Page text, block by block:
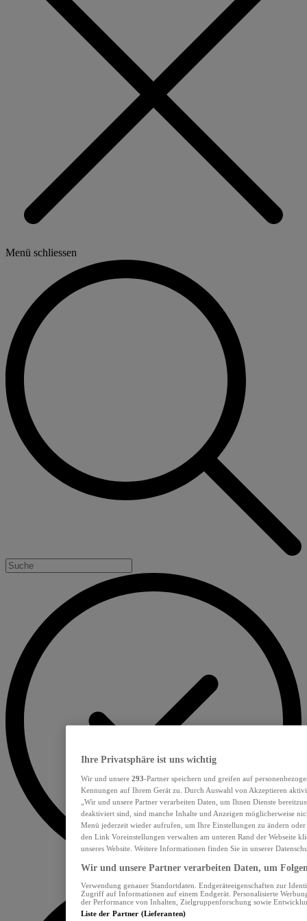
Menü schliessen
Ihre Privatsphäre ist uns wichtig
Wir und unsere 293-Partner speichern und greifen auf
Kennungen auf Ihrem Gerät zu. Durch Auswahl von Akzeptieren
„Wir und unsere Partner verarbeiten Daten, um Ihnen Dienste
deaktiviert sind, sind manche Inhalte und Anzeigen möglicherweise
Menü jederzeit wieder aufrufen, um Ihre Einstellungen zu ändern
den Link Voreinstellungen verwalten am unteren Rand der Webseite
unseres Website. Weitere Informationen finden Sie in unserer
Wir und unsere Partner verarbeiten Daten, um
Verwendung genauer Standortdaten. Endgeräteeigenschaften zur
Zugriff auf Informationen auf einem Endgerät. Personalisierte
der Performance von Inhalten, Zielgruppenforschung sowie
Liste der Partner (Lieferanten)